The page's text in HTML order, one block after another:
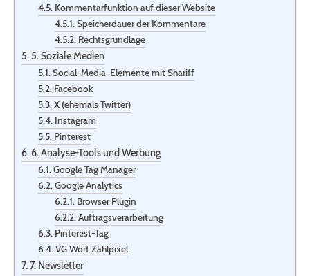
Kommentar­funktion auf dieser Website
Speicherdauer der Kommentare
Rechtsgrundlage
5. Soziale Medien
Social-Media-Elemente mit Shariff
Facebook
X (ehemals Twitter)
Instagram
Pinterest
6. Analyse-Tools und Werbung
Google Tag Manager
Google Analytics
Browser Plugin
Auftragsverarbeitung
Pinterest-Tag
VG Wort Zählpixel
7. Newsletter